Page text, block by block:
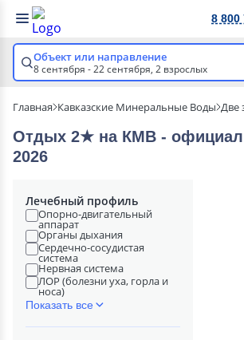
8 800
Объект или направление
8 сентября - 22 сентября, 2 взрослых
Главная Кавказские Минеральные Воды Две
Отдых 2★ на КМВ -
2026
Лечебный профиль
Опорно-двигательный
аппарат
Органы дыхания
Сердечно-сосудистая
система
Нервная система
ЛОР (болезни уха, горла и
носа)
Показать все